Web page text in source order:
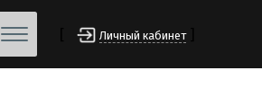
Личный кабинет